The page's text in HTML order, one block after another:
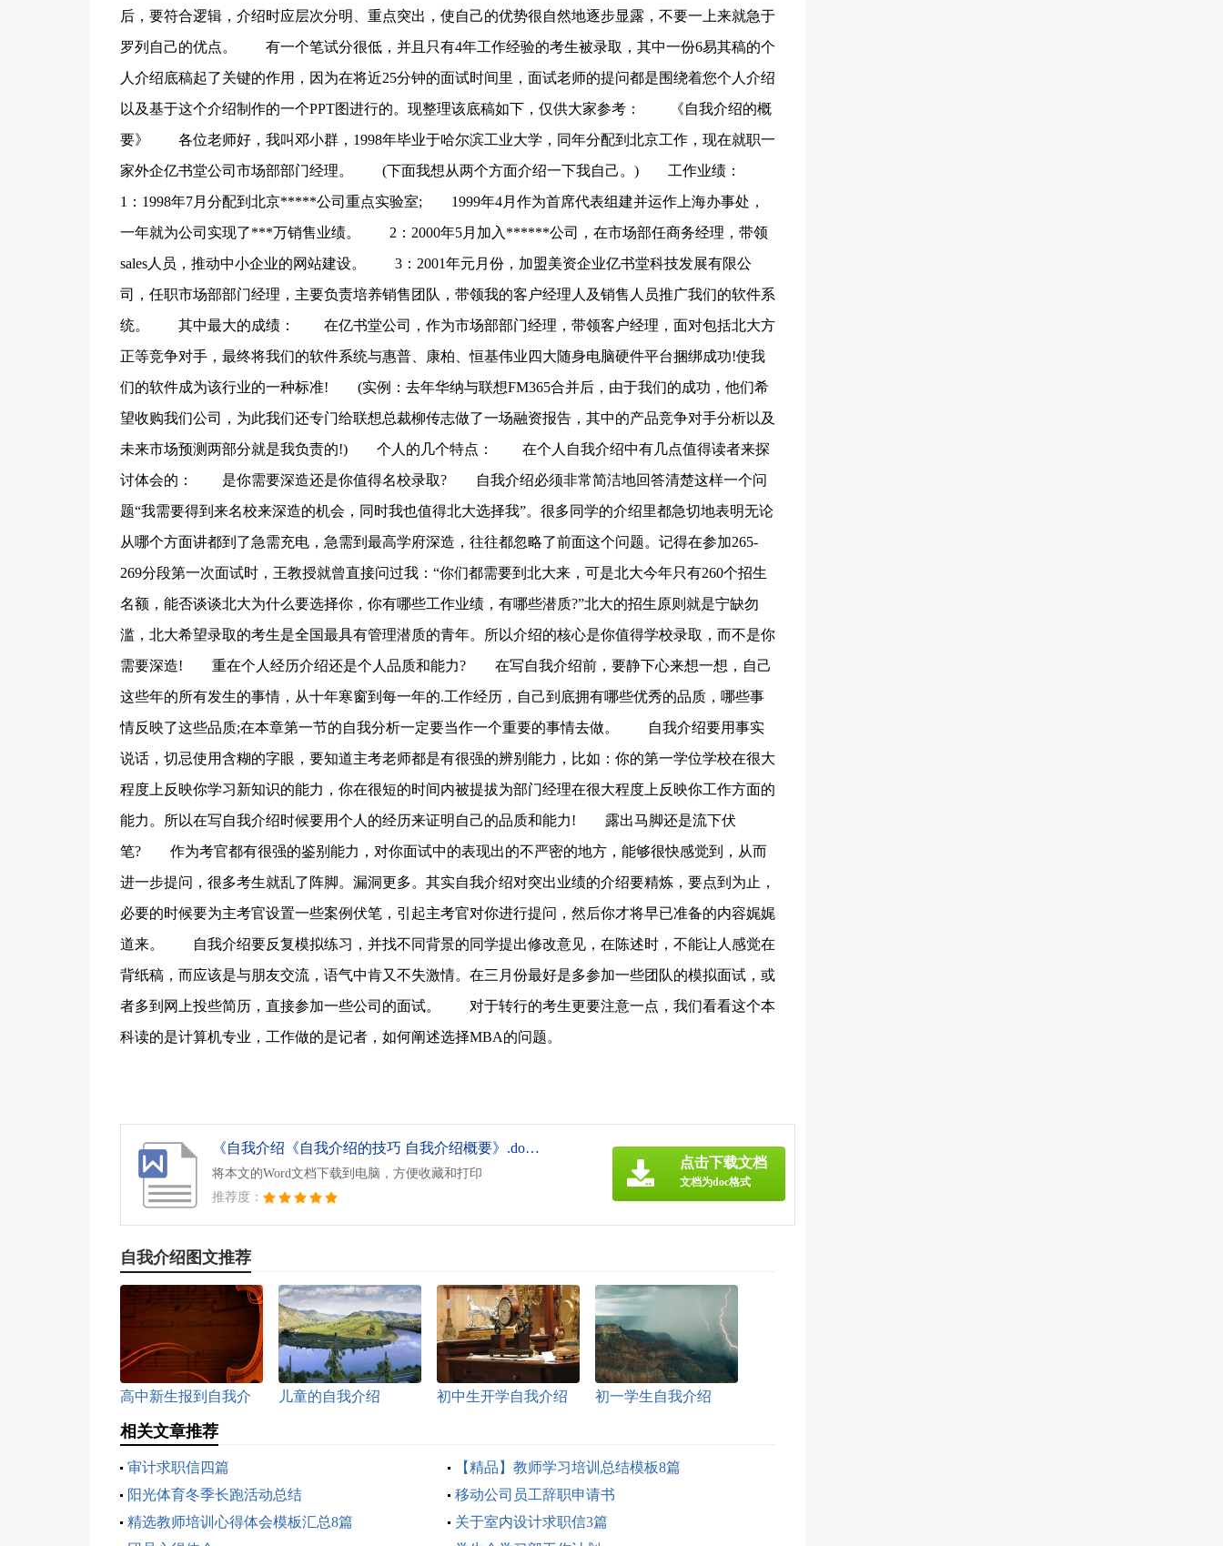
后，要符合逻辑，介绍时应层次分明、重点突出，使自己的优势很自然地逐步显露，不要一上来就急于
罗列自己的优点。 有一个笔试分很低，并且只有4年工作经验的考生被录取，其中一份6易其稿的个
人介绍底稿起了关键的作用，因为在将近25分钟的面试时间里，面试老师的提问都是围绕着您个人介绍
以及基于这个介绍制作的一个PPT图进行的。现整理该底稿如下，仅供大家参考： 《自我介绍的概
要》 各位老师好，我叫邓小群，1998年毕业于哈尔滨工业大学，同年分配到北京工作，现在就职一
家外企亿书堂公司市场部部门经理。 (下面我想从两个方面介绍一下我自己。) 工作业绩：
1：1998年7月分配到北京*****公司重点实验室; 1999年4月作为首席代表组建并运作上海办事处，
一年就为公司实现了***万销售业绩。 2：2000年5月加入******公司，在市场部任商务经理，带领
sales人员，推动中小企业的网站建设。 3：2001年元月份，加盟美资企业亿书堂科技发展有限公
司，任职市场部部门经理，主要负责培养销售团队，带领我的客户经理人及销售人员推广我们的软件系
统。 其中最大的成绩： 在亿书堂公司，作为市场部部门经理，带领客户经理，面对包括北大方
正等竞争对手，最终将我们的软件系统与惠普、康柏、恒基伟业四大随身电脑硬件平台捆绑成功!使我
们的软件成为该行业的一种标准! (实例：去年华纳与联想FM365合并后，由于我们的成功，他们希
望收购我们公司，为此我们还专门给联想总裁柳传志做了一场融资报告，其中的产品竞争对手分析以及
未来市场预测两部分就是我负责的!) 个人的几个特点： 在个人自我介绍中有几点值得读者来探
讨体会的： 是你需要深造还是你值得名校录取? 自我介绍必须非常简洁地回答清楚这样一个问
题“我需要得到来名校来深造的机会，同时我也值得北大选择我”。很多同学的介绍里都急切地表明无论
从哪个方面讲都到了急需充电，急需到最高学府深造，往往都忽略了前面这个问题。记得在参加265-
269分段第一次面试时，王教授就曾直接问过我：“你们都需要到北大来，可是北大今年只有260个招生
名额，能否谈谈北大为什么要选择你，你有哪些工作业绩，有哪些潜质?”北大的招生原则就是宁缺勿
滥，北大希望录取的考生是全国最具有管理潜质的青年。所以介绍的核心是你值得学校录取，而不是你
需要深造! 重在个人经历介绍还是个人品质和能力? 在写自我介绍前，要静下心来想一想，自己
这些年的所有发生的事情，从十年寒窗到每一年的.工作经历，自己到底拥有哪些优秀的品质，哪些事
情反映了这些品质;在本章第一节的自我分析一定要当作一个重要的事情去做。 自我介绍要用事实
说话，切忌使用含糊的字眼，要知道主考老师都是有很强的辨别能力，比如：你的第一学位学校在很大
程度上反映你学习新知识的能力，你在很短的时间内被提拔为部门经理在很大程度上反映你工作方面的
能力。所以在写自我介绍时候要用个人的经历来证明自己的品质和能力! 露出马脚还是流下伏
笔? 作为考官都有很强的鉴别能力，对你面试中的表现出的不严密的地方，能够很快感觉到，从而
进一步提问，很多考生就乱了阵脚。漏洞更多。其实自我介绍对突出业绩的介绍要精炼，要点到为止，
必要的时候要为主考官设置一些案例伏笔，引起主考官对你进行提问，然后你才将早已准备的内容娓娓
道来。 自我介绍要反复模拟练习，并找不同背景的同学提出修改意见，在陈述时，不能让人感觉在
背纸稿，而应该是与朋友交流，语气中肯又不失激情。在三月份最好是多参加一些团队的模拟面试，或
者多到网上投些简历，直接参加一些公司的面试。 对于转行的考生更要注意一点，我们看看这个本
科读的是计算机专业，工作做的是记者，如何阐述选择MBA的问题。
《自我介绍《自我介绍的技巧 自我介绍概要》.doc》
将本文的Word文档下载到电脑，方便收藏和打印
推荐度：
点击下载文档
文档为doc格式
自我介绍图文推荐
高中新生报到自我介
绍
儿童的自我介绍
初中生开学自我介绍
初一学生自我介绍
相关文章推荐
审计求职信四篇
【精品】教师学习培训总结模板8篇
阳光体育冬季长跑活动总结
移动公司员工辞职申请书
精选教师培训心得体会模板汇总8篇
关于室内设计求职信3篇